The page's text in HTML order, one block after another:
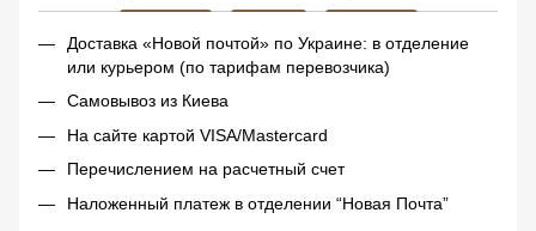
Доставка «Новой почтой» по Украине: в отделение
или курьером (по тарифам перевозчика)
Самовывоз из Киева
На сайте картой VISA/Mastercard
Перечислением на расчетный счет
Наложенный платеж в отделении “Новая Почта”